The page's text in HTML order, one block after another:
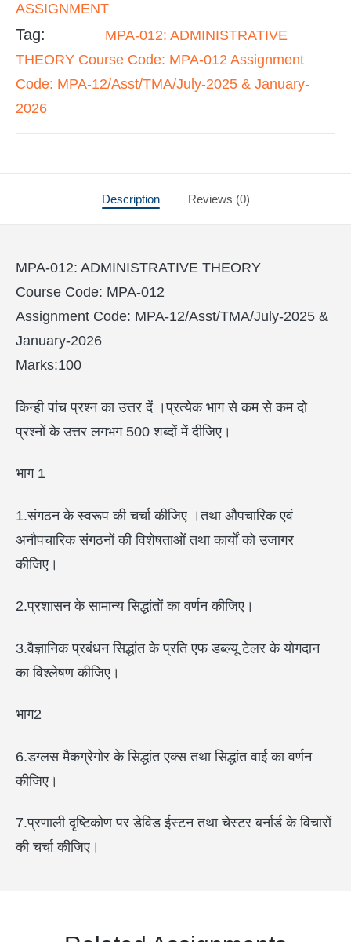
ASSIGNMENT
Tag:
MPA-012: ADMINISTRATIVE
THEORY Course Code: MPA-012 Assignment
Code: MPA-12/Asst/TMA/July-2025 & January-
2026
Description Reviews (0)
MPA-012: ADMINISTRATIVE THEORY
Course Code: MPA-012
Assignment Code: MPA-12/Asst/TMA/July-2025 &
January-2026
Marks:100
किन्ही पांच प्रश्न का उत्तर दें ।प्रत्येक भाग से कम से कम दो
प्रश्नों के उत्तर लगभग 500 शब्दों में दीजिए।
भाग 1
1.संगठन के स्वरूप की चर्चा कीजिए ।तथा औपचारिक एवं
अनौपचारिक संगठनों की विशेषताओं तथा कार्यों को उजागर
कीजिए।
2.प्रशासन के सामान्य सिद्धांतों का वर्णन कीजिए।
3.वैज्ञानिक प्रबंधन सिद्धांत के प्रति एफ डब्ल्यू टेलर के योगदान
का विश्लेषण कीजिए।
भाग2
6.डग्लस मैकग्रेगोर के सिद्धांत एक्स तथा सिद्धांत वाई का वर्णन
कीजिए।
7.प्रणाली दृष्टिकोण पर डेविड ईस्टन तथा चेस्टर बर्नार्ड के विचारों
की चर्चा कीजिए।